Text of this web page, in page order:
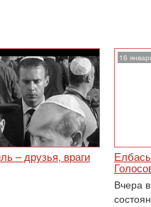
– друзья, враги
16
Вчера